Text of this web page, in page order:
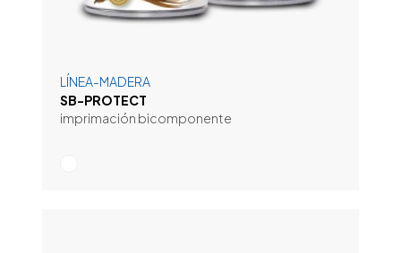
LÍNEA-MADERA
SB-PROTECT
imprimación bicomponente